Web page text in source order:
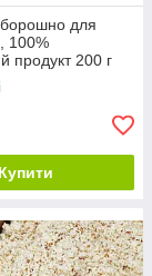
для
100%
продукт 200 г
Купити